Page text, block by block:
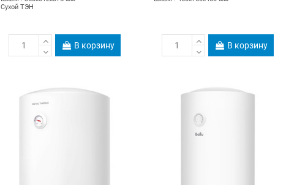
Сухой ТЭН
В корзину В корзину